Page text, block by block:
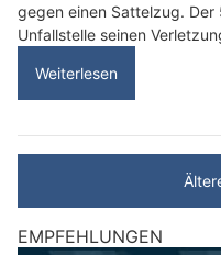
gegen einen Sattelzug.
Unfallstelle seinen
Weiterlesen
EMPFEHLUNGEN